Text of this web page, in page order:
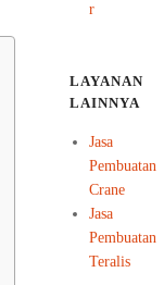
r
LAYANAN
LAINNYA
Jasa
Pembuatan
Crane
Jasa
Pembuatan
Teralis